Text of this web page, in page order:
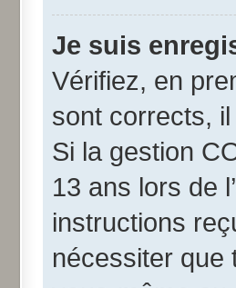
Je suis
Vérifiez, en
sont corrects,
Si la gestion
13 ans lors de
instructions
nécessiter que